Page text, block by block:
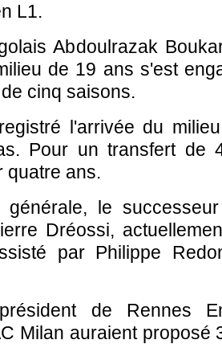
L1.
Abdoulrazak
de 19 ans s'est
cinq saisons.
l'arrivée du
Pour un transfert de
quatre ans.
le
Dréossi,
par Philippe
de Rennes
Milan auraient proposé